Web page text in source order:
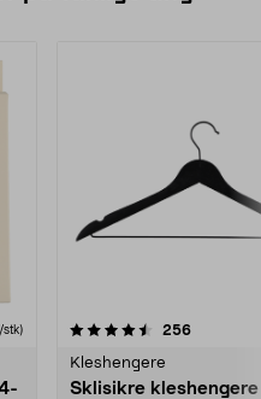
stk) 256
Kleshengere
Sklisikre
4.5av 5 stjerner